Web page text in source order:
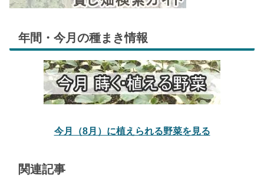
年間・今月の種まき情報
今月（8月）に植えられる野菜を見る
関連記事